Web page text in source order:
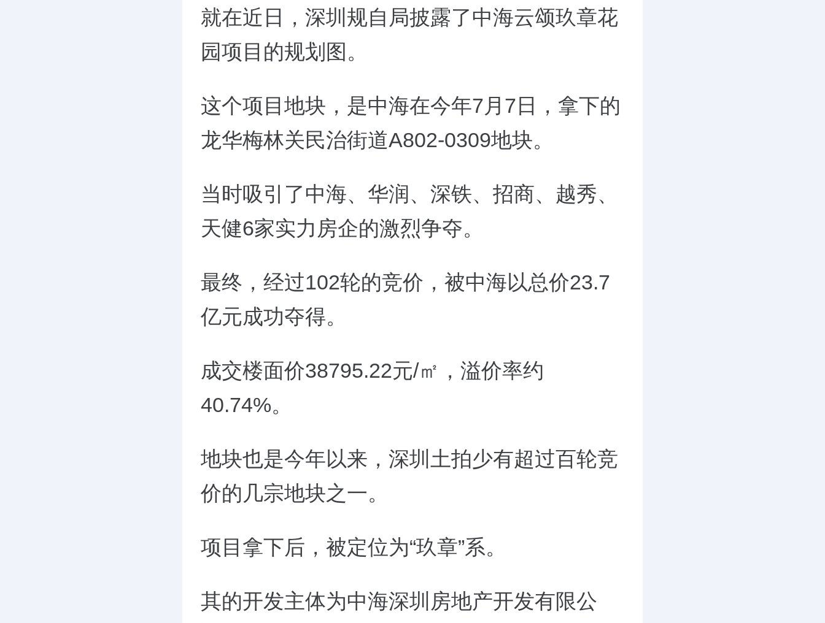
就在近日，深圳规自局披露了中海云颂玖章花
园项目的规划图。
这个项目地块，是中海在今年7月 7 日，拿下的
龙华梅林关民治街道A802-0309地块。
当时吸引了中海、华润、深铁、招商、越秀、
天健6家实力房企的激烈争夺。
最终，经过102轮的竞价，被中海以总价23.7
亿元成功夺得。
成交楼面价38795.22元/㎡，溢价率约
40.74%。
地块也是今年以来，深圳土拍少有超过百轮竞
价的几宗地块之一。
项目拿下后，被定位为“玖章”系。
其的开发主体为中海深圳房地产开发有限公